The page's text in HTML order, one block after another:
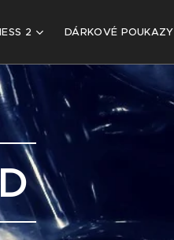
2 DÁRKOVÉ POUKAZY